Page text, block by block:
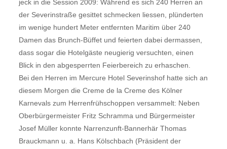
jeck in die Session 2009: Während es sich 240 Herren an
der Severinstraße gesittet schmecken liessen, plünderten
im wenige hundert Meter entfernten Maritim über 240
Damen das Brunch-Büffet und feierten dabei dermassen,
dass sogar die Hotelgäste neugierig versuchten, einen
Blick in den abgesperrten Feierbereich zu erhaschen.
Bei den Herren im Mercure Hotel Severinshof hatte sich an
diesem Morgen die Creme de la Creme des Kölner
Karnevals zum Herrenfrühschoppen versammelt: Neben
Oberbürgermeister Fritz Schramma und Bürgermeister
Josef Müller konnte Narrenzunft-Bannerhär Thomas
Brauckmann u. a. Hans Kölschbach (Präsident der